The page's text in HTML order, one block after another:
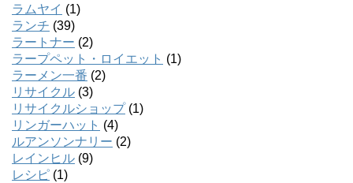
ラムヤイ (1)
ランチ (39)
ラートナー (2)
ラープペット・ロイエット (1)
ラーメン一番 (2)
リサイクル (3)
リサイクルショップ(1)
リンガーハット (4)
ルアンソンナリー (2)
レインヒル (9)
レシピ (1)